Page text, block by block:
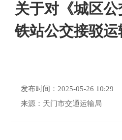
关于对《城区
铁站公交接驳
发布时间：2025-05-26 10:29
来源：天门市交通运输局